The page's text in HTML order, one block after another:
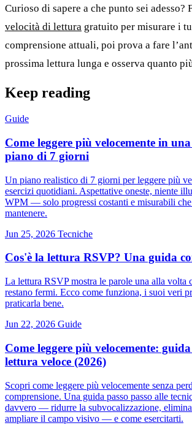
Curioso di sapere a che punto sei adesso?
velocità di lettura gratuito per misurare i
comprensione attuali, poi prova a fare
prossima lettura lunga e osserva quanto
Keep reading
Guide
Come leggere più velocemente in
piano di 7 giorni
Un piano realistico di 7 giorni per leggere più
esercizi quotidiani. Aspettative oneste, niente
WPM — solo progressi costanti e misurabili
mantenere.
Jun 25, 2026 Tecniche
Cos'è la lettura RSVP? Una guida
La lettura RSVP mostra le parole una alla volta
restano fermi. Ecco come funziona, i suoi veri
praticarla bene.
Jun 22, 2026 Guide
Come leggere più velocemente:
lettura veloce (2026)
Scopri come leggere più velocemente senza
comprensione. Una guida passo passo alle
davvero — ridurre la subvocalizzazione,
ampliare il campo visivo — e come esercitarti.